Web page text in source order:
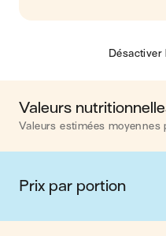
Désactiver
Valeurs
Valeurs estimées moyennes
Calories
Matières grasses
Prix par portion
€